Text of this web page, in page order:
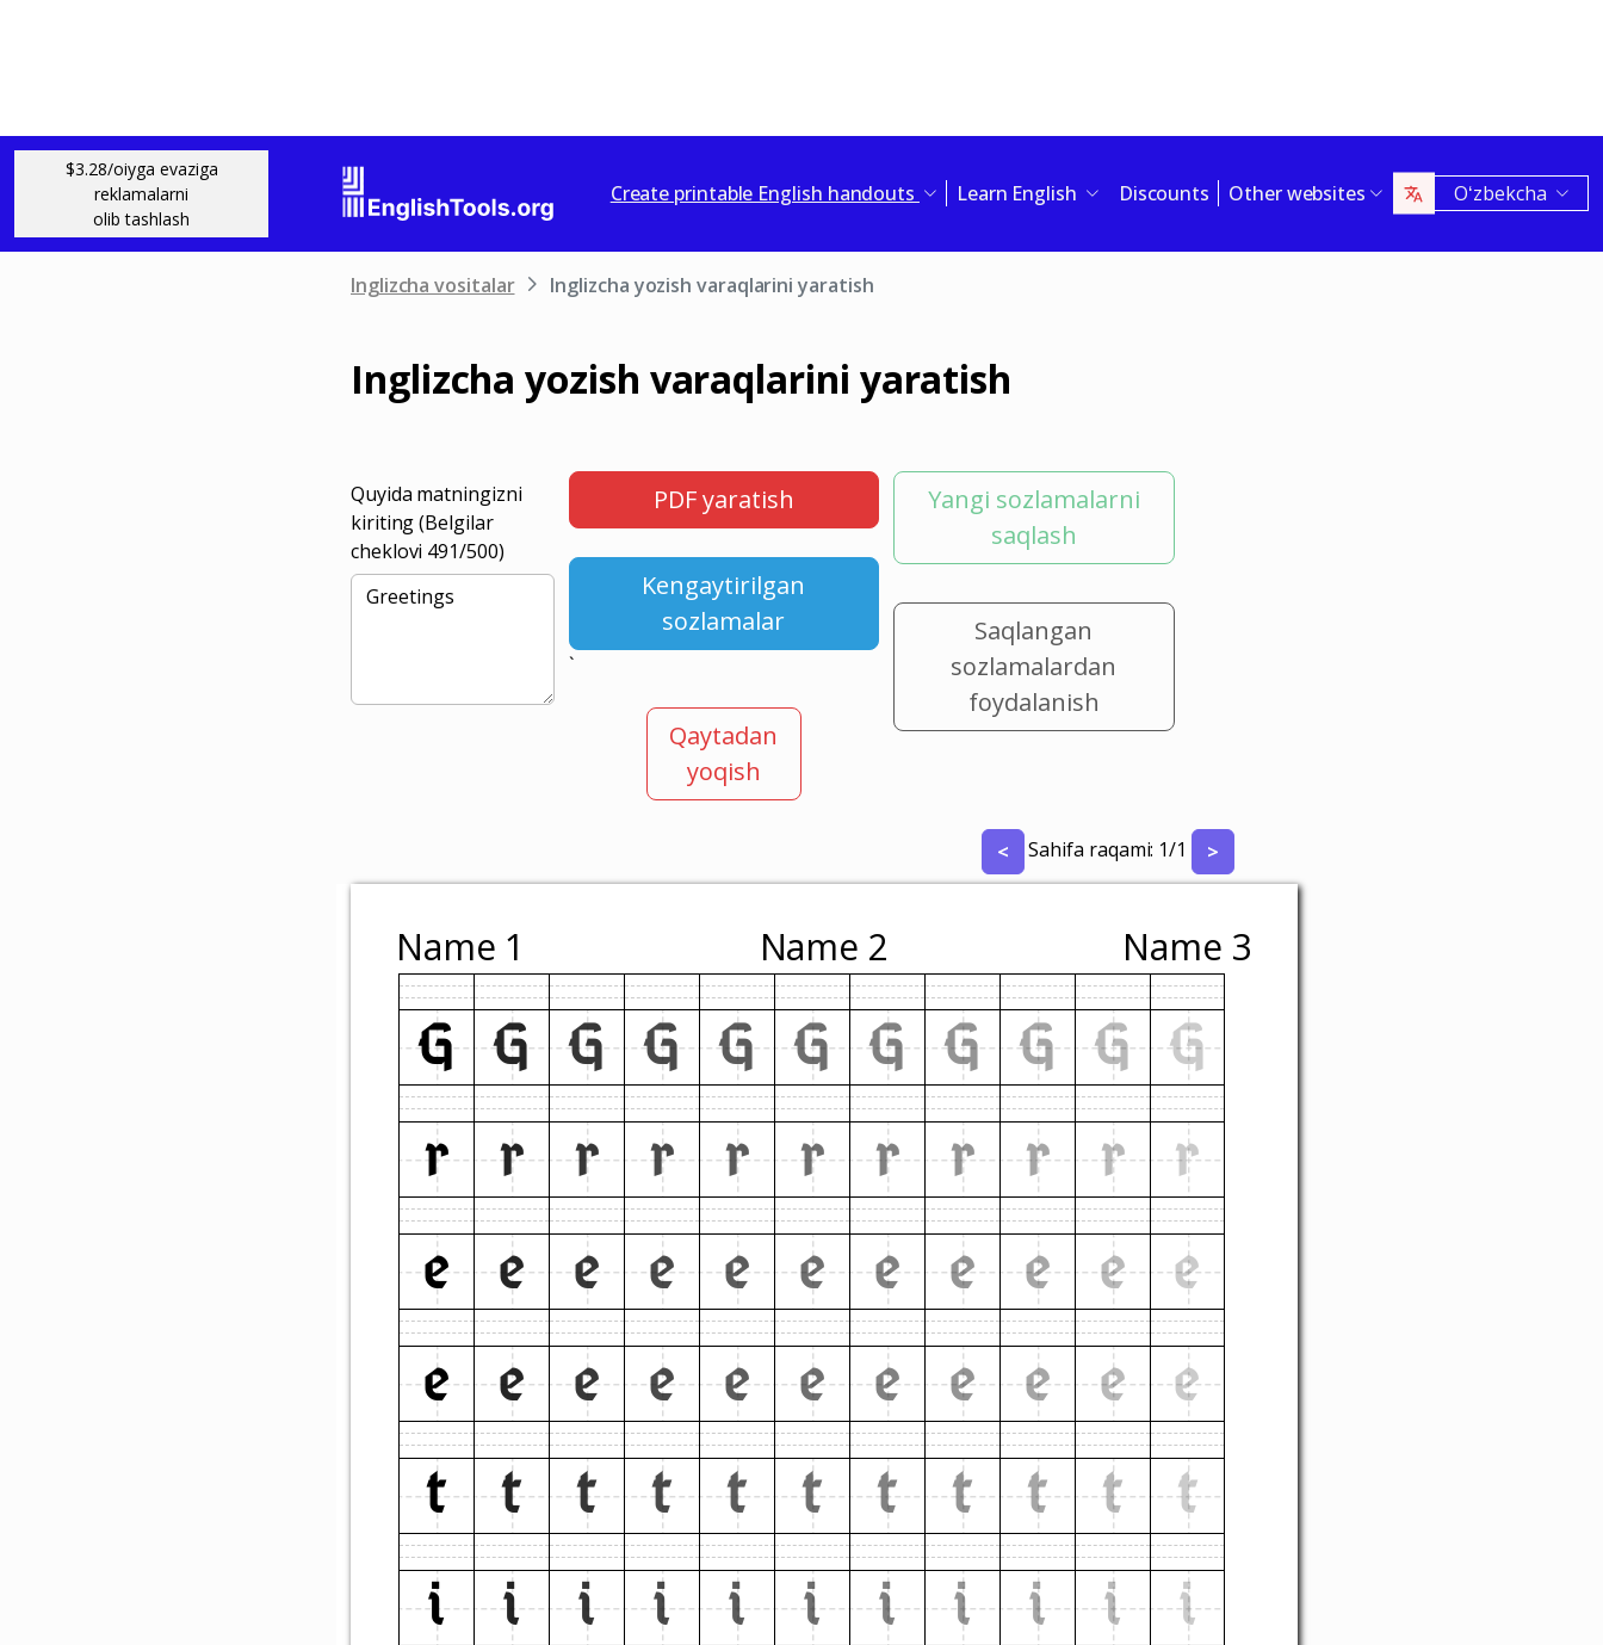
$3.28/oiyga evaziga
reklamalarni
olib tashlash
Create printable English handouts Learn English Discounts Other websites Oʻzbekcha
Inglizcha vositalar Inglizcha yozish varaqlarini yaratish
Inglizcha yozish varaqlarini yaratish
Quyida matningizni
kiriting (Belgilar
cheklovi 491/500)
PDF yaratish
Kengaytirilgan
sozlamalar
`
Qaytadan
yoqish
Yangi sozlamalarni
saqlash
Saqlangan
sozlamalardan
foydalanish
< Sahifa raqami: 1/1 >
Name 1 Name 2 Name 3
G G G G G G G G G G
G
r
r r r r r r r r r
r
e
e e e e e e e e e
e
e
e e e e e e e e e
e
t
t t t t t t t t t
t
i
i i i i i i i i i
i